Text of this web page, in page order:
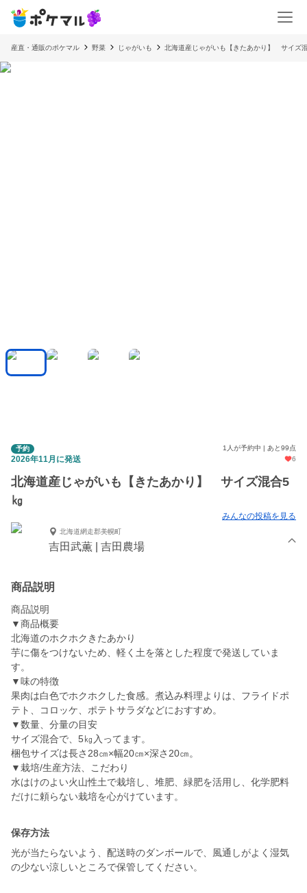
産直・通販のポケマル 野菜 じゃがいも 北海道産じゃがいも【きたあかり】 サイズ
予約 1人が予約中 | あと99点
2026年11月に発送 6
北海道産じゃがいも【きたあかり】 サイズ混合5
㎏
みんなの投稿を見る
北海道網走郡美幌町
吉田武薫 | 吉田農場
商品説明
商品説明
▼商品概要
北海道のホクホクきたあかり
芋に傷をつけないため、軽く土を落とした程度で発送していま
す。
▼味の特徴
果肉は白色でホクホクした食感。煮込み料理よりは、フライドポ
テト、コロッケ、ポテトサラダなどにおすすめ。
▼数量、分量の目安
サイズ混合で、5㎏入ってます。
梱包サイズは長さ28㎝×幅20㎝×深さ20㎝。
▼栽培/生産方法、こだわり
水はけのよい火山性土で栽培し、堆肥、緑肥を活用し、化学肥料
保存方法
光が当たらないよう、配送時のダンボールで、風通しがよく湿気
の少ない涼しいところで保管してください。